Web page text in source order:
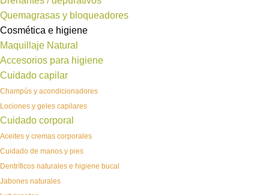
Quemagrasas y bloqueadores
Cosmética e higiene
Maquillaje Natural
Accesorios para higiene
Cuidado capilar
Champús y acondicionadores
Lociones y geles capilares
Cuidado corporal
Aceites y cremas corporales
Cuidado de manos y pies
Dentríficos naturales e higiene bucal
Jabones naturales